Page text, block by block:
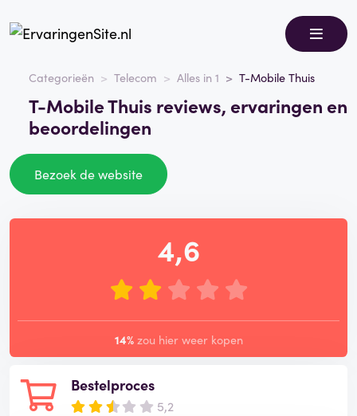
Categorieën Telecom Alles in 1 T-Mobile Thuis
T-Mobile Thuis reviews, ervaringen en
beoordelingen
Bezoek de website
Bestelproces
5,2
4,6
14% zou hier weer kopen